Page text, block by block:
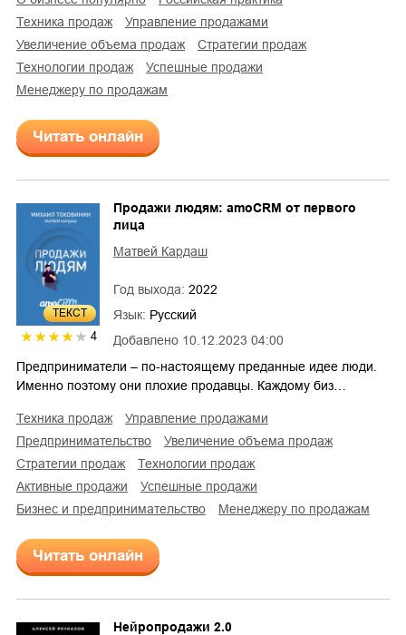
техника продаж
управление продажами
увеличение объема продаж
стратегии продаж
технологии продаж
успешные продажи
менеджеру по продажам
Читать онлайн
ТЕКСТ
4 Добавлено 10.12.2023 04:00
Продажи людям: amoCRM от первого
лица
Матвей Кардаш
Год выхода: 2022
Язык: Русский
Предприниматели – по-настоящему преданные идее люди.
Именно поэтому они плохие продавцы. Каждому биз…
техника продаж
управление продажами
предпринимательство
увеличение объема продаж
стратегии продаж
технологии продаж
активные продажи
успешные продажи
бизнес и предпринимательство
менеджеру по продажам
Читать онлайн
Нейропродажи 2.0